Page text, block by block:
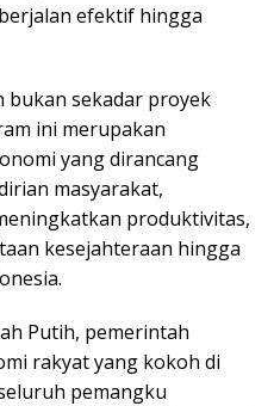
efektif hingga
bukan sekadar proyek
ini merupakan
yang dirancang
masyarakat,
produktivitas,
kesejahteraan hingga
Putih, pemerintah
rakyat yang kokoh di
pemangku